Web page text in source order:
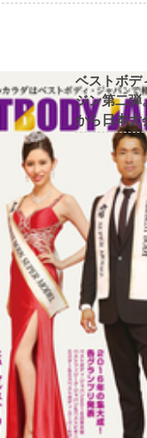
ベストボデ
ジン第二弾
から日本大